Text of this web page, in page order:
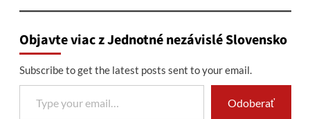
Objavte viac z Jednotné nezávislé Slovensko
Subscribe to get the latest posts sent to your email.
Type your email…
Odoberať